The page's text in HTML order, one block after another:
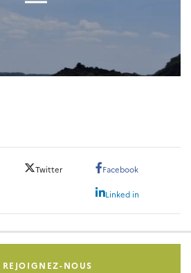
Twitter Facebook
Linked in
REJOIGNEZ-NOUS